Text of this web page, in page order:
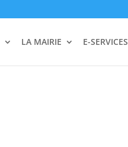
LA MAIRIE E-SERVICES